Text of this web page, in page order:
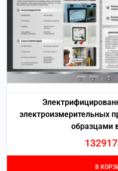
электроизмерительных
образцами
132917
В